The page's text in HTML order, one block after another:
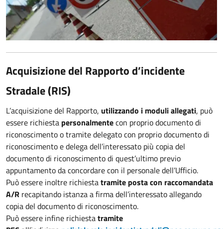
Acquisizione del Rapporto d’incidente
Stradale (RIS)
L’acquisizione del Rapporto, utilizzando i moduli allegati, può
essere richiesta personalmentecon proprio documento di
riconoscimento o tramite delegato con proprio documento di
riconoscimento e delega dell’interessato più copia del
documento di riconoscimento di quest’ultimo previo
appuntamento da concordare con il personale dell’Ufficio.
Può essere inoltre richiestatramite posta con raccomandata
A/R recapitando istanza a firma dell’interessato allegando
copia del documento di riconoscimento.
Può essere infine richiestatramite